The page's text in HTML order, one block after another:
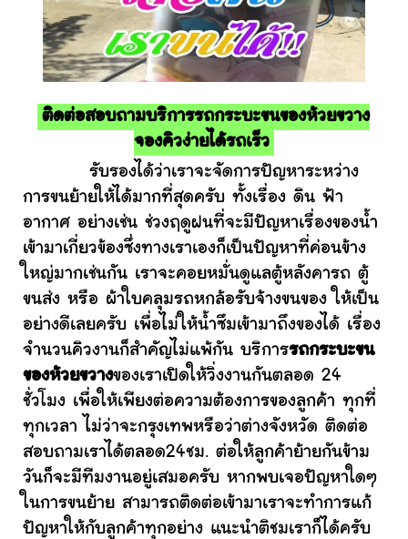
ติดต่อสอบถามบริการรถกระบะขนของห้วยขวาง
จองคิวง่ายได้รถเร็ว
รับรองได้ว่าเราจะจัดการปัญหาระหว่าง
การขนย้ายให้ได้มากที่สุดครับ ทั้งเรื่อง ดิน ฟ้า
อากาศ อย่างเช่น ช่วงฤดูฝนที่จะมีปัญหาเรื่องของน้ำ
เข้ามาเกี่ยวข้องซึ่งทางเราเองก็เป็นปัญหาที่ค่อนข้าง
ใหญ่มากเช่นกัน เราจะคอยหมั่นดูแลตู้หลังคารถ ตู้
ขนส่ง หรือ ผ้าใบคลุมรถหกล้อรับจ้างขนของ ให้เป็น
อย่างดีเลยครับ เพื่อไม่ให้น้ำซึมเข้ามาถึงของได้ เรื่อง
จำนวนคิวงานก็สำคัญไม่แพ้กัน บริการรถกระบะขน
ของห้วยขวางของเราเปิดให้วิ่งงานกันตลอด 24
ชั่วโมง เพื่อให้เพียงต่อความต้องการของลูกค้า ทุกที่
ทุกเวลา ไม่ว่าจะกรุงเทพหรือว่าต่างจังหวัด ติดต่อ
สอบถามเราได้ตลอด24ชม. ต่อให้ลูกค้าย้ายกันข้าม
วันก็จะมีทีมงานอยู่เสมอครับ หากพบเจอปัญหาใดๆ
ในการขนย้าย สามารถติดต่อเข้ามาเราจะทำการแก้
ปัญหาให้กับลูกค้าทุกอย่าง แนะนำติชมเราก็ได้ครับ